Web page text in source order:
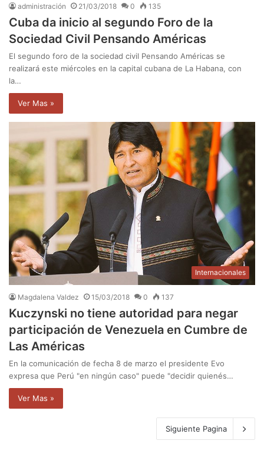
administración 21/03/2018 0 135
Cuba da inicio al segundo Foro de la
Sociedad Civil Pensando Américas
El segundo foro de la sociedad civil Pensando Américas se
realizará este miércoles en la capital cubana de La Habana, con
la…
Ver Mas »
Internacionales
Magdalena Valdez 15/03/2018 0 137
Kuczynski no tiene autoridad para negar
participación de Venezuela en Cumbre de
Las Américas
En la comunicación de fecha 8 de marzo el presidente Evo
expresa que Perú "en ningún caso" puede "decidir quienés…
Ver Mas »
Siguiente Pagina